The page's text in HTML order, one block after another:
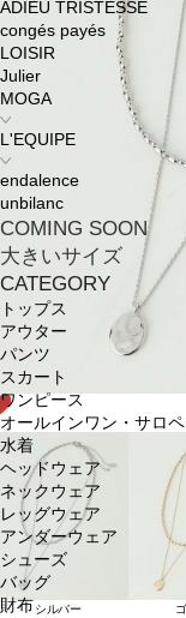
ADIEU TRISTESSE
congés payés
LOISIR
Julier
MOGA
L'EQUIPE
endalence
unbilanc
COMING SOON
大きいサイズ
CATEGORY
トップス
アウター
パンツ
スカート
ワンピース
オールインワン・サロペ
水着
ヘッドウェア
ネックウェア
レッグウェア
アンダーウェア
シューズ
バッグ
財布シルバー